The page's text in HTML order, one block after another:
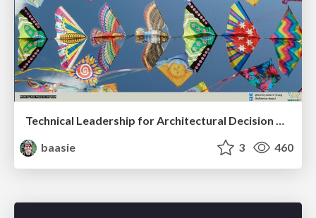
Technical Leadership for Architectural Decision Making
baasie
3 460